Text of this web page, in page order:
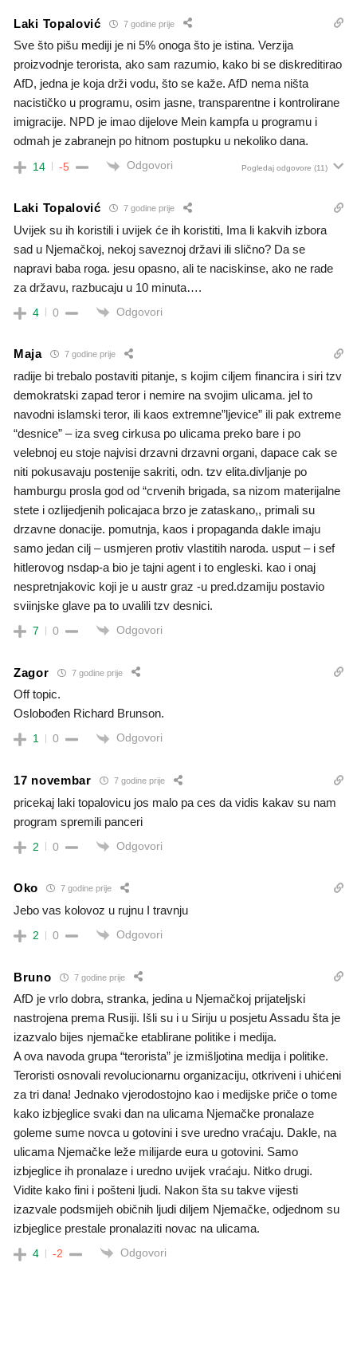
Laki Topalović 7 godine prije
Sve što pišu mediji je ni 5% onoga što je istina. Verzija
proizvodnje terorista, ako sam razumio, kako bi se diskreditirao
AfD, jedna je koja drži vodu, što se kaže. AfD nema ništa
nacističko u programu, osim jasne, transparentne i kontrolirane
imigracije. NPD je imao dijelove Mein kampfa u programu i
odmah je zabranejn po hitnom postupku u nekoliko dana.
14 -5 Odgovori Pogledaj odgovore (11)
Laki Topalović 7 godine prije
Uvijek su ih koristili i uvijek će ih koristiti, Ima li kakvih izbora
sad u Njemačkoj, nekoj saveznoj državi ili slično? Da se
napravi baba roga. jesu opasno, ali te naciskinse, ako ne rade
za državu, razbucaju u 10 minuta….
4 0 Odgovori
Maja 7 godine prije
radije bi trebalo postaviti pitanje, s kojim ciljem financira i siri tzv
demokratski zapad teror i nemire na svojim ulicama. jel to
navodni islamski teror, ili kaos extremne”ljevice” ili pak extreme
“desnice” – iza sveg cirkusa po ulicama preko bare i po
velebnoj eu stoje najvisi drzavni drzavni organi, dapace cak se
niti pokusavaju postenije sakriti, odn. tzv elita.divljanje po
hamburgu prosla god od “crvenih brigada, sa nizom materijalne
stete i ozlijedjenih policajaca brzo je zataskano,, primali su
drzavne donacije. pomutnja, kaos i propaganda dakle imaju
samo jedan cilj – usmjeren protiv vlastitih naroda. usput – i sef
hitlerovog nsdap-a bio je tajni agent i to engleski. kao i onaj
nespretnjakovic koji je u austr graz -u pred.dzamiju postavio
sviinjske glave pa to uvalili tzv desnici.
7 0 Odgovori
Zagor 7 godine prije
Off topic.
Oslobođen Richard Brunson.
1 0 Odgovori
17 novembar 7 godine prije
pricekaj laki topalovicu jos malo pa ces da vidis kakav su nam
program spremili panceri
2 0 Odgovori
Oko 7 godine prije
Jebo vas kolovoz u rujnu I travnju
2 0 Odgovori
Bruno 7 godine prije
AfD je vrlo dobra, stranka, jedina u Njemačkoj prijateljski
nastrojena prema Rusiji. Išli su i u Siriju u posjetu Assadu šta je
izazvalo bijes njemačke etablirane politike i medija.
A ova navoda grupa “terorista” je izmišljotina medija i politike.
Teroristi osnovali revolucionarnu organizaciju, otkriveni i uhićeni
za tri dana! Jednako vjerodostojno kao i medijske priče o tome
kako izbjeglice svaki dan na ulicama Njemačke pronalaze
goleme sume novca u gotovini i sve uredno vraćaju. Dakle, na
ulicama Njemačke leže milijarde eura u gotovini. Samo
izbjeglice ih pronalaze i uredno uvijek vraćaju. Nitko drugi.
Vidite kako fini i pošteni ljudi. Nakon šta su takve vijesti
izazvale podsmijeh običnih ljudi diljem Njemačke, odjednom su
izbjeglice prestale pronalaziti novac na ulicama.
4 -2 Odgovori